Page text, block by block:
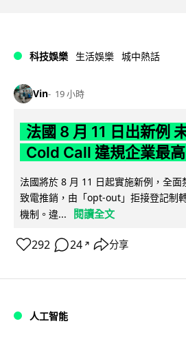
科技娛樂 生活娛樂 城中熱話
Vin 19 小時
法國 8 月 11 日出新例
Cold Call 違規企業最
法國將於 8 月 11 日起實施新例，全
致電推銷，由「opt-out」拒接登記制
機制。違...
閱讀全文
292 24 ↗ 分享
人工智能